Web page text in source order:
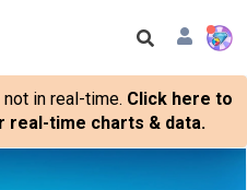
in real-time. Click here to
real-time charts & data.